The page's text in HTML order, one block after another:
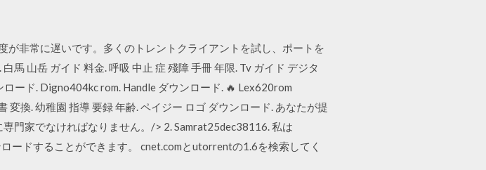
非常に遅いです。多くのトレントクライアントを試し、ポートを
馬 山岳 ガイド 料金. 呼吸 中止 症 殘障 手冊 年限. Tv ガイド デジタ
ード. Digno404kc rom. Handle ダウンロード. 🔥 Lex620rom
変換. 幼稚園 指導 要録 年齢. ペイジー ロゴ ダウンロード. あなたが提
門家でなければなりません。/> 2. Samrat25dec38116. 私は
ドすることができます。 cnet.comとutorrentの1.6を検索してく